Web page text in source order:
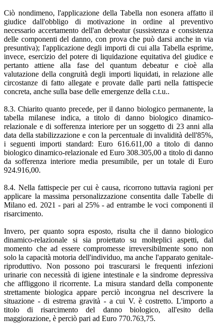
Ciò nondimeno, l'applicazione della Tabella non esonera affatto il
giudice dall'obbligo di motivazione in ordine al preventivo
necessario accertamento dell'an debeatur (sussistenza e consistenza
delle componenti del danno, con prova che può darsi anche in via
presuntiva); l'applicazione degli importi di cui alla Tabella esprime,
invece, esercizio del potere di liquidazione equitativa del giudice e
pertanto attiene alla fase del quantum debeatur e cioè alla
valutazione della congruità degli importi liquidati, in relazione alle
circostanze di fatto allegate e provate dalle parti nella fattispecie
concreta, anche sulla base delle emergenze della c.t.u..
8.3. Chiarito quanto precede, per il danno biologico permanente, la
tabella milanese indica, a titolo di danno biologico dinamico-
relazionale e di sofferenza interiore per un soggetto di 23 anni alla
data della stabilizzazione e con la percentuale di invalidità dell'85%,
i seguenti importi standard: Euro 616.611,00 a titolo di danno
biologico dinamico-relazionale ed Euro 308.305,00 a titolo di danno
da sofferenza interiore media presumibile, per un totale di Euro
924.916,00.
8.4. Nella fattispecie per cui è causa, ricorrono tuttavia ragioni per
applicare la massima personalizzazione consentita dalle Tabelle di
Milano ed. 2021 - pari al 25% - ad entrambe le voci componenti il
risarcimento.
Invero, per quanto sopra esposto, risulta che il danno biologico
dinamico-relazionale si sia proiettato su molteplici aspetti, dal
momento che ad essere compromesse irreversibilmente sono non
solo la capacità motoria dell'individuo, ma anche l'apparato genitale-
riproduttivo. Non possono poi trascurarsi le frequenti infezioni
urinarie con necessità di igiene intestinale e la sindrome depressiva
che affliggono il ricorrente. La misura standard della componente
strettamente biologica appare perciò incongrua nel descrivere la
situazione - di estrema gravità - a cui V. è costretto. L'importo a
titolo di risarcimento del danno biologico, all'esito della
maggiorazione, è perciò pari ad Euro 770.763,75.